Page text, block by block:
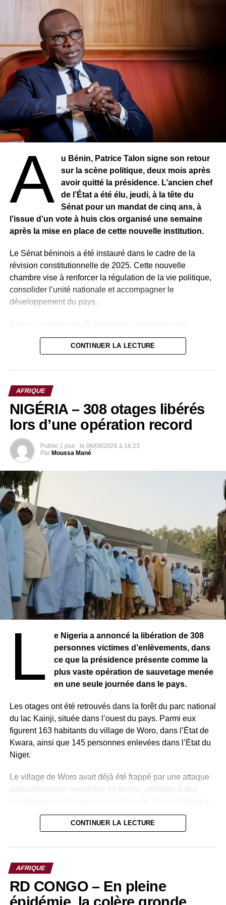
RELATED TOPICS:
GUINÉE – Fin de l’exportation d’or brut, cap sur la
transformation locale
DON'T MISS
AFRIQUE DU SUD – Accélération des retours de
migrants malawiens sur fond de tensions
migratoires
A
u Bénin, Patrice Talon signe son retour
sur la scène politique, deux mois après
avoir quitté la présidence. L’ancien chef
de l’État a été élu, jeudi, à la tête du
Sénat pour un mandat de cinq ans, à
l’issue d’un vote à huis clos organisé une semaine
après la mise en place de cette nouvelle institution.
Le Sénat béninois a été instauré dans le cadre de la
révision constitutionnelle de 2025. Cette nouvelle
chambre vise à renforcer la régulation de la vie politique,
consolider l’unité nationale et accompagner le
développement du pays.
désignés par le président de la République, Romuald
Wadagni, auxquels s’ajoutent des membres de droit.
Parmi ces membres de droit figurent plusieurs anciens
1996), aujourd’hui âgé de 91 ans, ainsi que Thomas Boni
Yayi (2006-2016).
Patrice Talon, qui a dirigé le pays de 2016 à 2026, rejoint
ainsi cette assemblée avant d’en prendre la présidence,
marquant un retour rapide aux responsabilités
institutionnelles.
Cette élection intervient dans un contexte de
recomposition institutionnelle au Bénin. Avec la création
du Sénat, les autorités entendent instaurer un nouvel
équilibre des pouvoirs et renforcer les mécanismes de
gouvernance.
CONTINUER LA LECTURE
AFRIQUE
NIGÉRIA – 308 otages libérés
lors d’une opération record
Publie 1 jour . le 06/08/2026 à 16:23
Par Moussa Mané
L
e Nigeria a annoncé la libération de 308
personnes victimes d’enlèvements, dans
ce que la présidence présente comme la
plus vaste opération de sauvetage menée
en une seule journée dans le pays.
Les otages ont été retrouvés dans la forêt du parc national
du lac Kainji, située dans l’ouest du pays. Parmi eux
figurent 163 habitants du village de Woro, dans l’État de
Kwara, ainsi que 145 personnes enlevées dans l’État du
Niger.
Le village de Woro avait déjà été frappé par une attaque
particulièrement meurtrière en février, attribuée à des
avaient été tuées, tandis que de nombreux habitants
avaient été enlevés.
Pour mener à bien cette opération, les autorités
police, les services de renseignement ainsi que le Centre
national de lutte contre le terrorisme. Cette coordination a
permis de localiser et de libérer les otages dans une zone
CONTINUER LA LECTURE
AFRIQUE
RD CONGO – En pleine